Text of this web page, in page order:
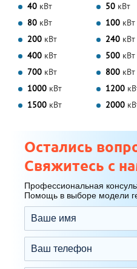
40 кВт 50 кВт
80 кВт 100 кВт
200 кВт 240 кВт
400 кВт 500 кВт
700 кВт 800 кВт
1000 кВт 1200
1500 кВт 2000
Остались
Свяжитесь с
Профессиональная
Помощь в выборе модели